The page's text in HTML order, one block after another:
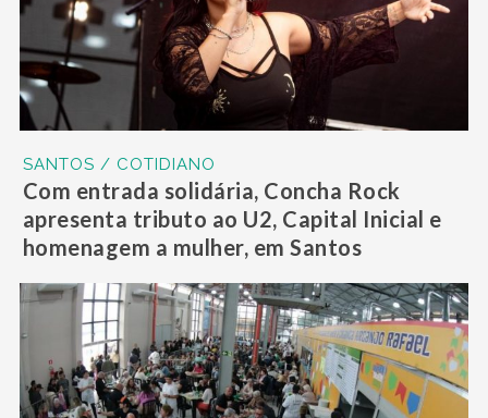
SANTOS / COTIDIANO
Com entrada solidária, Concha Rock
apresenta tributo ao U2, Capital Inicial e
homenagem a mulher, em Santos